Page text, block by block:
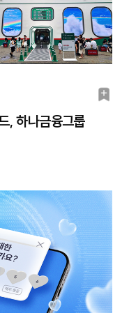
북
, 하나금융그룹